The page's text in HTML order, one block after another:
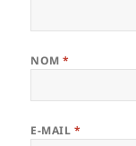
NOM*
E-MAIL *